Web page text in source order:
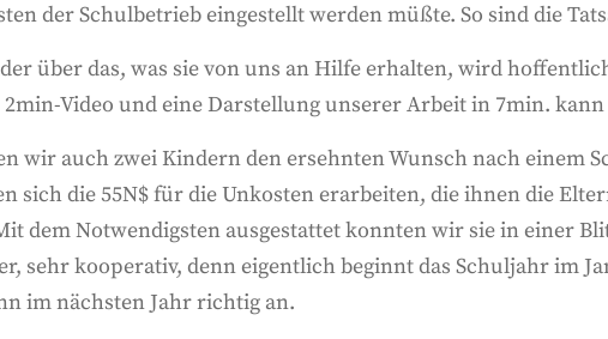
der Schulbetrieb eingestellt werden müßte. So sind die
über das, was sie von uns an Hilfe erhalten, wird
2min-Video und eine Darstellung unserer Arbeit in 7min.
wir auch zwei Kindern den ersehnten Wunsch nach einem
sich die 55N$ für die Unkosten erarbeiten, die ihnen die
dem Notwendigsten ausgestattet konnten wir sie in einer
sehr kooperativ, denn eigentlich beginnt das Schuljahr im
im nächsten Jahr richtig an.